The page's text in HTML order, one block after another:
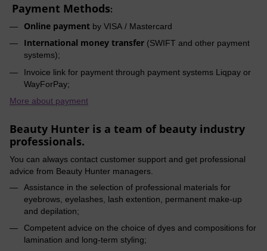
Payment Methods:
Online payment by VISA / Mastercard
International money transfer (SWIFT and other payment
systems);
Invoice link for payment through payment systems Liqpay or
WayForPay;
More about payment
Beauty Hunter is a team of beauty industry
professionals.
You can always contact customer support and get professional
advice from Beauty Hunter managers.
Assistance in the selection of professional materials for
eyebrows, eyelashes, lash extention, permanent make-up
and depilation;
Competent advice on the choice of dyes and compositions for
lamination and long-term styling;